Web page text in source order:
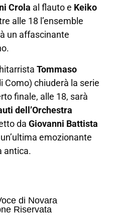
Crola al flauto e Keiko
alle 18 l’ensemble
un affascinante
Tommaso
Como) chiuderà la serie
finale, alle 18, sarà
dell’Orchestra
da Giovanni Battista
emozionante
antica.
di Novara
Riservata